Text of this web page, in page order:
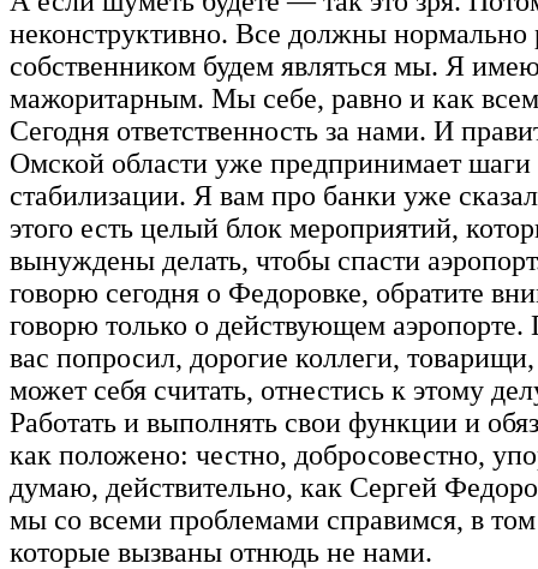
неконструктивно. Все должны нормально
собственником будем являться мы. Я
мажоритарным. Мы себе, равно и как
Сегодня ответственность за нами. И
Омской области уже предпринимает шаги
стабилизации. Я вам про банки уже
этого есть целый блок мероприятий,
вынуждены делать, чтобы спасти
говорю сегодня о Федоровке, обратите
говорю только о действующем
вас попросил, дорогие коллеги,
может себя считать, отнестись к этому
Работать и выполнять свои функции и
как положено: честно, добросовестно,
думаю, действительно, как Сергей
мы со всеми проблемами справимся, в
которые вызваны отнюдь не нами.